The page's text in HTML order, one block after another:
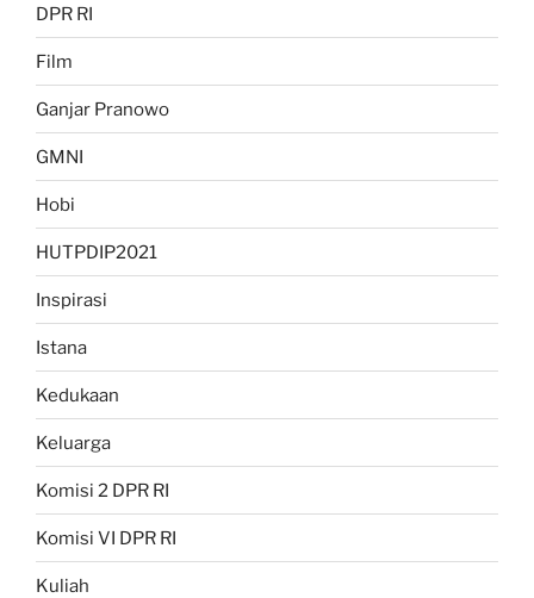
DPR RI
Film
Ganjar Pranowo
GMNI
Hobi
HUTPDIP2021
Inspirasi
Istana
Kedukaan
Keluarga
Komisi 2 DPR RI
Komisi VI DPR RI
Kuliah